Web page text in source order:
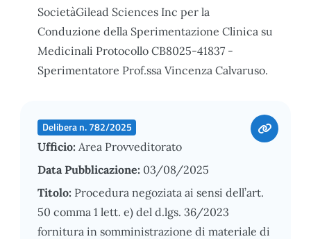
SocietàGilead Sciences Inc per la
Conduzione della Sperimentazione Clinica su
Medicinali Protocollo CB8025-41837 -
Sperimentatore Prof.ssa Vincenza Calvaruso.
Delibera n. 782/2025
Ufficio: Area Provveditorato
Data Pubblicazione: 03/08/2025
Titolo: Procedura negoziata ai sensi dell’art.
50 comma 1 lett. e) del d.lgs. 36/2023
fornitura in somministrazione di materiale di